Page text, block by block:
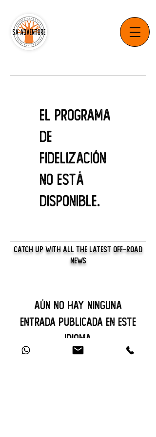
El programa
de
fidelización
no está
disponible.
Catch Up With All The Latest Off-Road
News
Aún no hay ninguna
entrada publicada en este
idioma